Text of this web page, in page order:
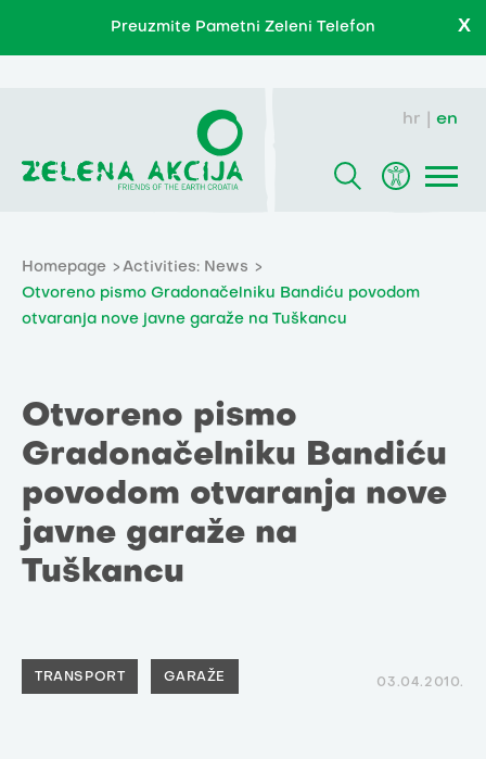
Preuzmite Pametni Zeleni Telefon X
hr en
Homepage
Activities: News
Otvoreno pismo Gradonačelniku Bandiću povodom
otvaranja nove javne garaže na Tuškancu
Otvoreno pismo
Gradonačelniku Bandiću
povodom otvaranja nove
javne garaže na
Tuškancu
TRANSPORT GARAŽE 03.04.2010.